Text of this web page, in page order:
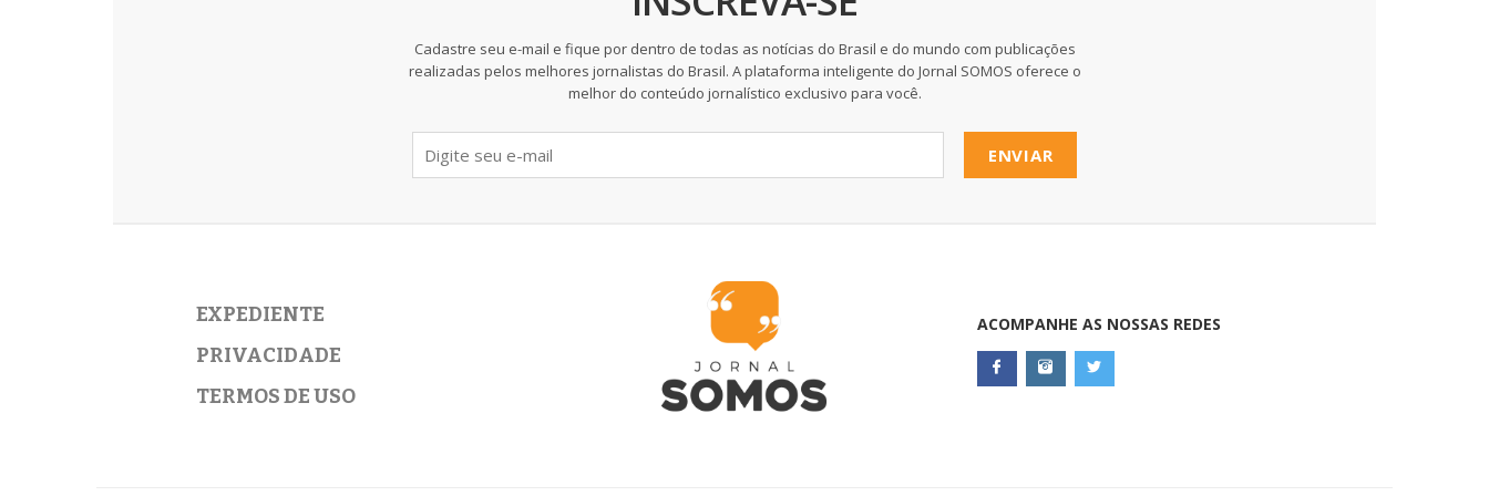
Cadastre seu e-mail e fique por dentro de todas as notícias do Brasil e do mundo com publicações
realizadas pelos melhores jornalistas do Brasil. A plataforma inteligente do Jornal SOMOS oferece o
melhor do conteúdo jornalístico exclusivo para você.
ENVIAR
EXPEDIENTE
PRIVACIDADE
TERMOS DE USO
ACOMPANHE AS NOSSAS REDES